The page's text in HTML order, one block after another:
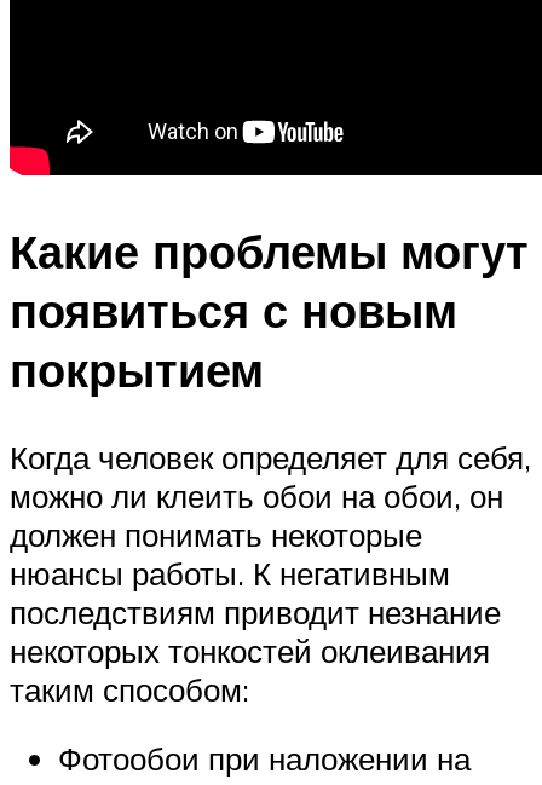
Какие проблемы могут
появиться с новым
покрытием
Когда человек определяет для себя,
можно ли клеить обои на обои, он
должен понимать некоторые
нюансы работы. К негативным
последствиям приводит незнание
некоторых тонкостей оклеивания
таким способом:
Фотообои при наложении на